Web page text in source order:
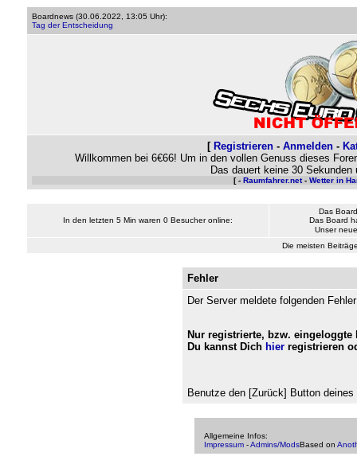
Boardnews (30.06.2022, 13:05 Uhr):
Tag der Entscheidung
[ Registrieren- Anmelden-
Willkommen bei 6€66! Um in den vollen Genuss dieses
Das dauert keine 30
[ - Raumfahrer.net- Wetter in
In den letzten 5 Min waren 0 Besucher online:
Das
Das Board
Unser
Die meisten
Fehler
Der Server meldete folgenden
Nur registrierte, bzw.
Du kannst Dich hier registrieren
Benutze den [Zurück] Button
Allgemeine Infos:
Impressum -Admins/ModsBased on